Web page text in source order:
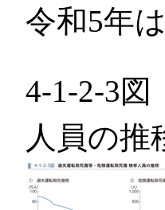
令和5年
4-1-2-3
人員の推